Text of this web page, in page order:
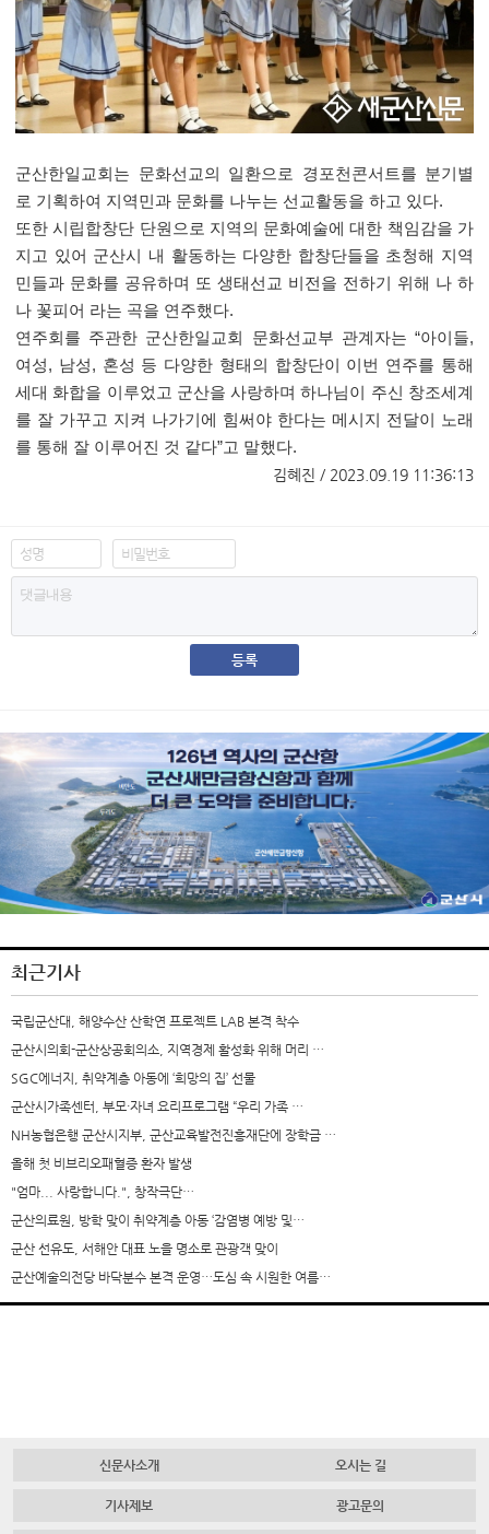
군산한일교회는 문화선교의 일환으로 경포천콘서트를 분기별
로 기획하여 지역민과 문화를 나누는 선교활동을 하고 있다.
또한 시립합창단 단원으로 지역의 문화예술에 대한 책임감을 가
지고 있어 군산시 내 활동하는 다양한 합창단들을 초청해 지역
민들과 문화를 공유하며 또 생태선교 비전을 전하기 위해 나 하
나 꽃피어 라는 곡을 연주했다.
연주회를 주관한 군산한일교회 문화선교부 관계자는 “아이들,
여성, 남성, 혼성 등 다양한 형태의 합창단이 이번 연주를 통해
세대 화합을 이루었고 군산을 사랑하며 하나님이 주신 창조세계
를 잘 가꾸고 지켜 나가기에 힘써야 한다는 메시지 전달이 노래
를 통해 잘 이루어진 것 같다”고 말했다.
김혜진 / 2023.09.19 11:36:13
최근기사
국립군산대, 해양수산 산학연 프로젝트 LAB 본격 착수
군산시의회-군산상공회의소, 지역경제 활성화 위해 머리 …
SGC에너지, 취약계층 아동에 ‘희망의 집’ 선물
군산시가족센터, 부모·자녀 요리프로그램 “우리 가족 …
NH농협은행 군산시지부, 군산교육발전진흥재단에 장학금 …
올해 첫 비브리오패혈증 환자 발생
"엄마... 사랑합니다.", 창작극단…
군산의료원, 방학 맞이 취약계층 아동 ‘감염병 예방 및…
군산 선유도, 서해안 대표 노을 명소로 관광객 맞이
군산예술의전당 바닥분수 본격 운영…도심 속 시원한 여름…
신문사소개 오시는 길
기사제보 광고문의